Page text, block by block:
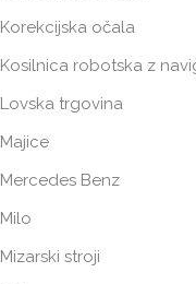
Korekcijska očala
Kosilnica robotska z
Lovska trgovina
Majice
Mercedes Benz
Milo
Mizarski stroji